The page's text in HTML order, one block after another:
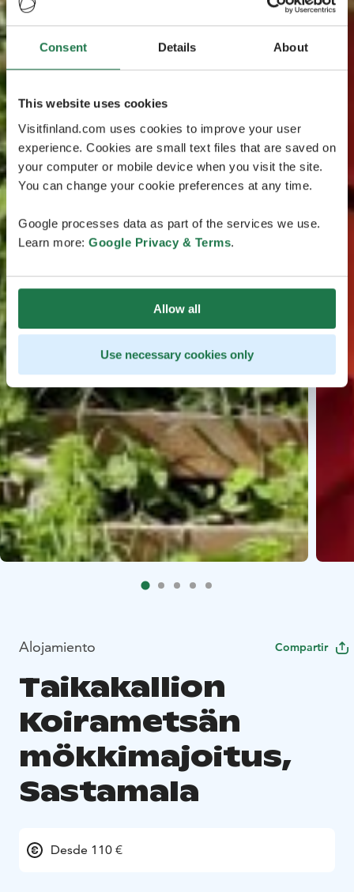
Consent Details About
This website uses cookies
Visitfinland.com uses cookies to improve your user
experience. Cookies are small text files that are saved on
your computer or mobile device when you visit the site.
You can change your cookie preferences at any time.
Google processes data as part of the services we use.
Learn more: Google Privacy & Terms.
Allow all
Use necessary cookies only
Alojamiento Compartir
Taikakallion
Koirametsän
mökkimajoitus,
Sastamala
Desde 110 €